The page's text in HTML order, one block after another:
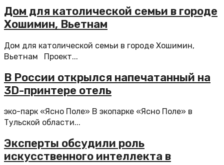
Дом для католической семьи в городе
Хошимин, Вьетнам
Дом для католической семьи в городе Хошимин,
Вьетнам Проект...
В России открылся напечатанный на
3D-принтере отель
эко-парк «Ясно Поле» В экопарке «Ясно Поле» в
Тульской области...
Эксперты обсудили роль
искусственного интеллекта в